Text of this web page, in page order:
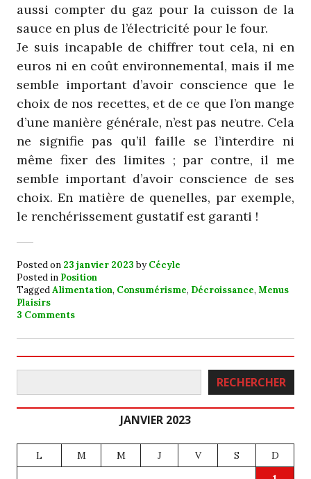
aussi compter du gaz pour la cuisson de la
sauce en plus de l’électricité pour le four.
Je suis incapable de chiffrer tout cela, ni en
euros ni en coût environnemental, mais il me
semble important d’avoir conscience que le
choix de nos recettes, et de ce que l’on mange
d’une manière générale, n’est pas neutre. Cela
ne signifie pas qu’il faille se l’interdire ni
même fixer des limites ; par contre, il me
semble important d’avoir conscience de ses
choix. En matière de quenelles, par exemple,
le renchérissement gustatif est garanti !
Posted on 23 janvier 2023 byCécyle
Posted in Position
TaggedAlimentation, Consumérisme, Décroissance, Menus
Plaisirs
3 Comments
Rechercher RECHERCHER
JANVIER 2023
L M M J V S
D